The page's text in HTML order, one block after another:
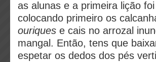
as alunas e a primeira lição
colocando primeiro os
ouriques e cais no arrozal
mangal. Então, tens que
espetar os dedos dos pés